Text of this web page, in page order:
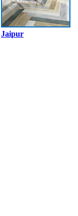
Jaipur